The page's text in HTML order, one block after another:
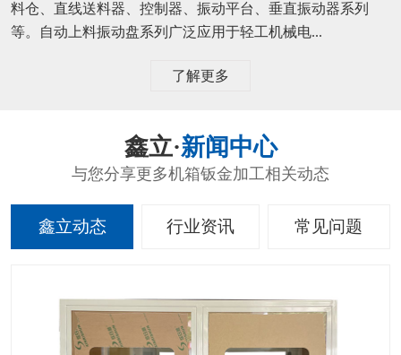
料仓、直线送料器、控制器、振动平台、垂直振动器系列
等。自动上料振动盘系列广泛应用于轻工机械电...
了解更多
鑫立·新闻中心
与您分享更多机箱钣金加工相关动态
鑫立动态 行业资讯 常见问题